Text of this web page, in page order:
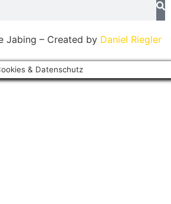
Jabing – Created by Daniel Riegler
& Datenschutz